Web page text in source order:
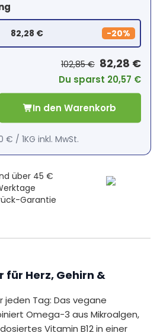
82,28 € -20%
102,85 € 82,28 €
Du sparst 20,57 €
In den Warenkorb
€ / 1KG inkl. MwSt.
über 45 €
Garantie
für Herz, Gehirn &
Tag: Das vegane
Omega-3 aus Mikroalgen,
Vitamin B12 in einer